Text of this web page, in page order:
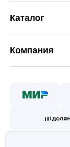
Каталог
Компания